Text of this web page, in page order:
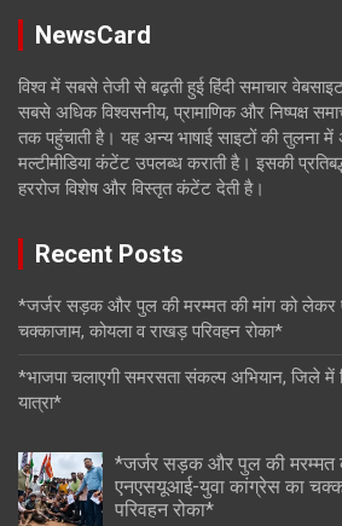
NewsCard
विश्व में सबसे तेजी से बढ़ती हुई हिंदी समाचार
सबसे अधिक विश्वसनीय, प्रामाणिक और निष्पक्ष
तक पहुंचाती है। यह अन्य भाषाई साइटों की तुलना में
मल्टीमीडिया कंटेंट उपलब्ध कराती है। इसकी
हररोज विशेष और विस्तृत कंटेंट देती है।
Recent Posts
*जर्जर सड़क और पुल की मरम्मत की मांग को
चक्काजाम, कोयला व राखड़ परिवहन रोका*
*भाजपा चलाएगी समरसता संकल्प अभियान, जिले
यात्रा*
*जर्जर सड़क और पुल की मरम्मत
एनएसयूआई-युवा कांग्रेस का
परिवहन रोका*